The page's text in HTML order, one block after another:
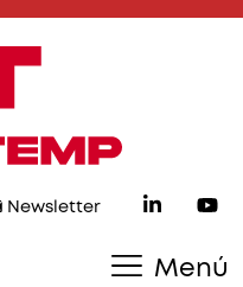
Newsletter
Menú